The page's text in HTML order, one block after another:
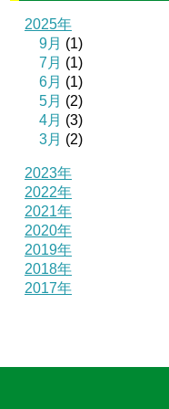
2025年
9月 (1)
7月 (1)
6月 (1)
5月 (2)
4月 (3)
3月 (2)
2023年
2022年
2021年
2020年
2019年
2018年
2017年